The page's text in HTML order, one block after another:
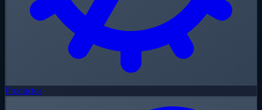
Productos